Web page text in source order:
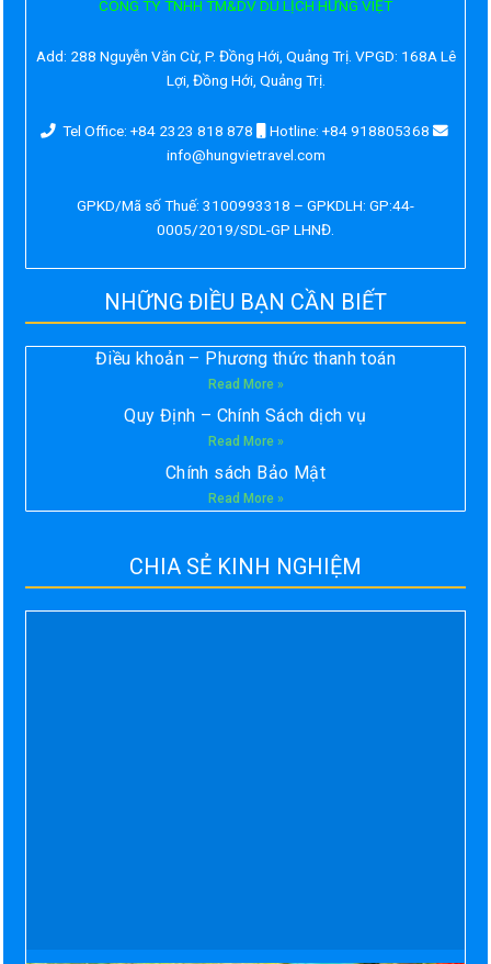
CÔNG TY TNHH TM&DV DU LỊCH HƯNG VIỆT
Add: 288 Nguyễn Văn Cừ, P. Đồng Hới, Quảng Trị. VPGD: 168A Lê
Lợi, Đồng Hới, Quảng Trị.
Tel Office: +84 2323 818 878
Hotline: +84 918805368
info@hungvietravel.com
GPKD/Mã số Thuế: 3100993318 – GPKDLH: GP:44-
0005/2019/SDL-GP LHNĐ.
NHỮNG ĐIỀU BẠN CẦN BIẾT
Điều khoản – Phương thức thanh toán
Read More »
Quy Định – Chính Sách dịch vụ
Read More »
Chính sách Bảo Mật
Read More »
CHIA SẺ KINH NGHIỆM